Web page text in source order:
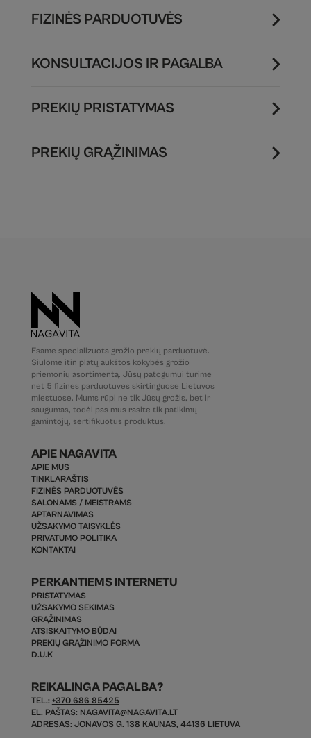
FIZINĖS PARDUOTUVĖS
KONSULTACIJOS IR PAGALBA
PREKIŲ PRISTATYMAS
PREKIŲ GRĄŽINIMAS
Esame specializuota grožio prekių parduotuvė.
Siūlome itin platų aukštos kokybės grožio
priemonių asortimentą. Jūsų patogumui turime
net 5 fizines parduotuves skirtinguose Lietuvos
miestuose. Mums rūpi ne tik Jūsų grožis, bet ir
saugumas, todėl pas mus rasite tik patikimų
gamintojų, sertifikuotus produktus.
APIE NAGAVITA
APIE MUS
TINKLARAŠTIS
FIZINĖS PARDUOTUVĖS
SALONAMS / MEISTRAMS
APTARNAVIMAS
UŽSAKYMO TAISYKLĖS
PRIVATUMO POLITIKA
KONTAKTAI
PERKANTIEMS INTERNETU
PRISTATYMAS
UŽSAKYMO SEKIMAS
GRĄŽINIMAS
ATSISKAITYMO BŪDAI
PREKIŲ GRĄŽINIMO FORMA
D.U.K
REIKALINGA PAGALBA?
TEL.: +370 686 85425
EL. PAŠTAS: NAGAVITA@NAGAVITA.LT
ADRESAS: JONAVOS G. 138 KAUNAS, 44136 LIETUVA